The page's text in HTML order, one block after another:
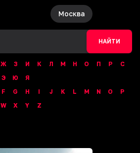
Москва
НАЙТИ
Ж З И К Л М Н О П Р
С
Э Ю
Я
F G H I J K L M N O
P
W X Y Z